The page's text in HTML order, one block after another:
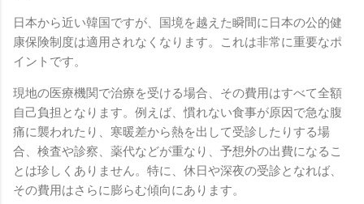
日本から近い韓国ですが、国境を越えた瞬間に日本の公的健
康保険制度は適用されなくなります。これは非常に重要なポ
イントです。
現地の医療機関で治療を受ける場合、その費用はすべて全額
自己負担となります。例えば、慣れない食事が原因で急な腹
痛に襲われたり、寒暖差から熱を出して受診したりする場
合、検査や診察、薬代などが重なり、予想外の出費になるこ
とは珍しくありません。特に、休日や深夜の受診となれば、
その費用はさらに膨らむ傾向にあります。